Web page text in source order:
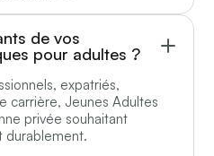
de vos
pour adultes ?
expatriés,
carrière, Jeunes Adultes
privée souhaitant
durablement.